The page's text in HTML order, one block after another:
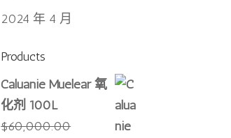
2024 年 4 月
Products
Caluanie Muelear 氧
化剂 100L
$60,000.00